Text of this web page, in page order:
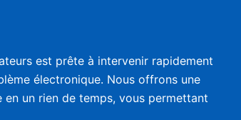
est prête à intervenir rapidement
électronique. Nous offrons une
un rien de temps, vous permettant